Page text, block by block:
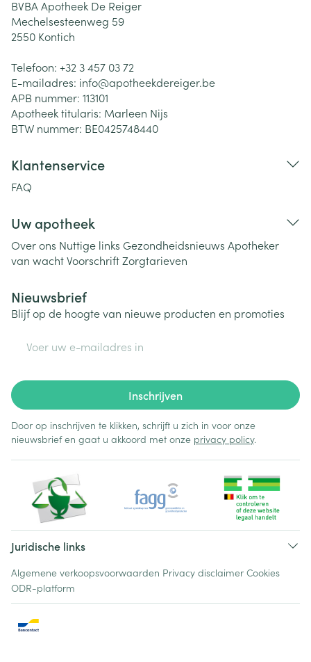
BVBA Apotheek De Reiger
Mechelsesteenweg 59
2550 Kontich
Telefoon: +32 3 457 03 72
E-mailadres: info@apotheekdereiger.be
APB nummer: 113101
Apotheek titularis: Marleen Nijs
BTW nummer: BE0425748440
Klantenservice
FAQ
Uw apotheek
Over ons Nuttige links Gezondheidsnieuws Apotheker
van wachtVoorschriftZorgtarieven
Nieuwsbrief
Blijf op de hoogte van nieuwe producten en promoties
Inschrijven
Door op inschrijven te klikken, schrijft u zich in voor onze
nieuwsbrief en gaat u akkoord met onze privacy policy.
Juridische links
Algemene verkoopsvoorwaarden Privacy disclaimer Cookies
ODR-platform